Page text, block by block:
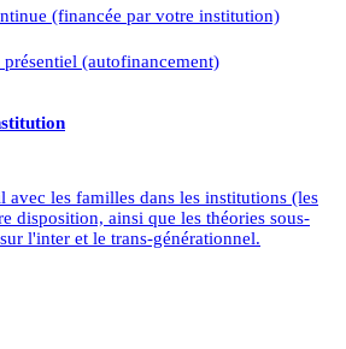
(financée par votre institution)
(autofinancement)
avec les familles dans les institutions (les
disposition, ainsi que les théories sous-
l'inter et le trans-générationnel.